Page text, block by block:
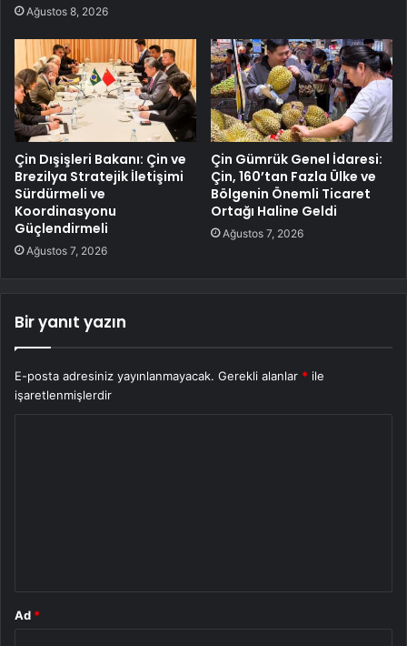
Ağustos 8, 2026
Çin Dışişleri Bakanı: Çin ve
Brezilya Stratejik İletişimi
Sürdürmeli ve
Koordinasyonu
Güçlendirmeli
Ağustos 7, 2026
Çin Gümrük Genel İdaresi:
Çin, 160’tan Fazla Ülke ve
Bölgenin Önemli Ticaret
Ortağı Haline Geldi
Ağustos 7, 2026
Bir yanıt yazın
E-posta adresiniz yayınlanmayacak. Gerekli alanlar * ile
işaretlenmişlerdir
Ad *